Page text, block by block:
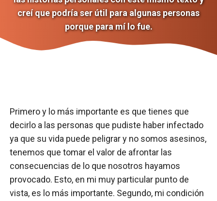
creí que podría ser útil para algunas personas
porque para mí lo fue.
Primero y lo más importante es que tienes que
decirlo a las personas que pudiste haber infectado
ya que su vida puede peligrar y no somos asesinos,
tenemos que tomar el valor de afrontar las
consecuencias de lo que nosotros hayamos
provocado. Esto, en mi muy particular punto de
vista, es lo más importante. Segundo, mi condición